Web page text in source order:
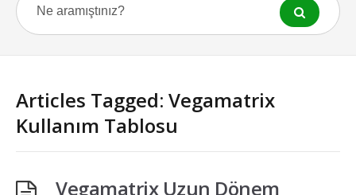
Articles Tagged: Vegamatrix
Kullanım Tablosu
Vegamatrix Uzun Dönem